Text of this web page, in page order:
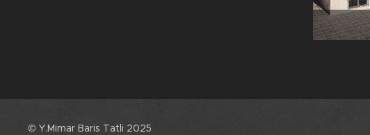
© Y.Mimar Baris Tatli 2025